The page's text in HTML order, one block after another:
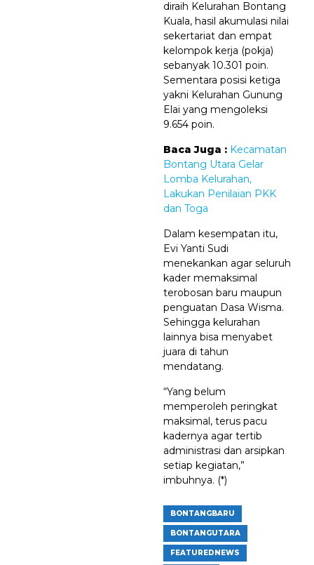
diraih Kelurahan Bontang
Kuala, hasil akumulasi nilai
sekertariat dan empat
kelompok kerja (pokja)
sebanyak 10.301 poin.
Sementara posisi ketiga
yakni Kelurahan Gunung
Elai yang mengoleksi
9.654 poin.
Baca Juga : Kecamatan
Bontang Utara Gelar
Lomba Kelurahan,
Lakukan Penilaian PKK
dan Toga
Dalam kesempatan itu,
Evi Yanti Sudi
menekankan agar seluruh
kader memaksimal
terobosan baru maupun
penguatan Dasa Wisma.
Sehingga kelurahan
lainnya bisa menyabet
juara di tahun
mendatang.
“Yang belum
memperoleh peringkat
maksimal, terus pacu
kadernya agar tertib
administrasi dan arsipkan
setiap kegiatan,”
imbuhnya. (*)
BONTANGBARU
BONTANGUTARA
FEATUREDNEWS